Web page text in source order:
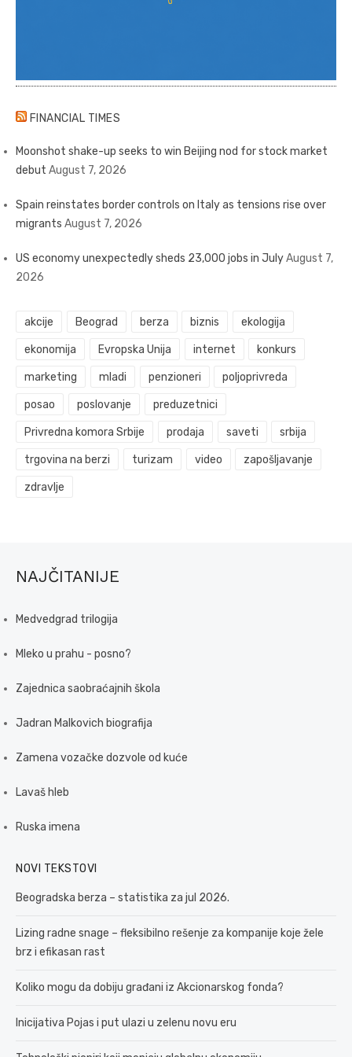
FINANCIAL TIMES
Moonshot shake-up seeks to win Beijing nod for stock market
debut August 7, 2026
Spain reinstates border controls on Italy as tensions rise over
migrants August 7, 2026
US economy unexpectedly sheds 23,000 jobs in JulyAugust 7,
2026
akcije Beograd berza biznis ekologija
ekonomija Evropska Unija internet konkurs
marketing mladi penzioneri poljoprivreda
posao poslovanje preduzetnici
Privredna komora Srbije prodaja saveti srbija
trgovina na berzi turizam video zapošljavanje
zdravlje
NAJČITANIJE
Medvedgrad trilogija
Mleko u prahu - posno?
Zajednica saobraćajnih škola
Jadran Malkovich biografija
Zamena vozačke dozvole od kuće
Lavaš hleb
Ruska imena
NOVI TEKSTOVI
Beogradska berza – statistika za jul 2026.
Lizing radne snage – fleksibilno rešenje za kompanije koje žele
brz i efikasan rast
Koliko mogu da dobiju građani iz Akcionarskog fonda?
Inicijativa Pojas i put ulazi u zelenu novu eru